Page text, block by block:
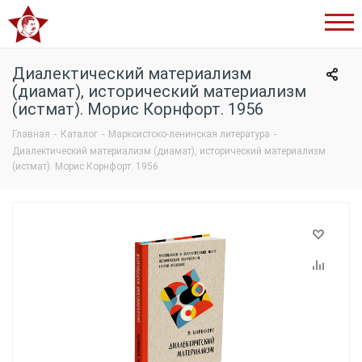
букварь
Диалектический материализм
(диамат), исторический материализм
(истмат). Морис Корнфорт. 1956
Главная - Каталог - Марксистско-ленинская литература -
Диалектический материализм (диамат), исторический материализм
(истмат). Морис Корнфорт. 1956